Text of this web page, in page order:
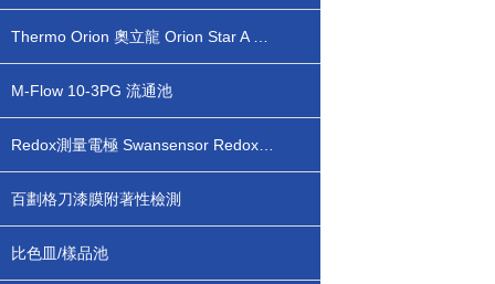
M-Flow 10-3PG 流通池
百劃格刀漆膜附著性檢測
比色皿/樣品池